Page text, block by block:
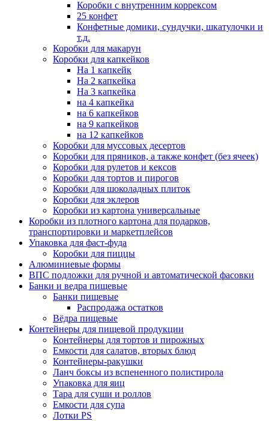
Коробки с внутренним коррексом
25 конфет
Конфетные домики, сундучки, шкатулочки и
т.д.
Коробки для макарун
Коробки для капкейков
На 1 капкейк
На 2 капкейка
На 3 капкейка
на 4 капкейка
на 6 капкейков
на 9 капкейков
на 12 капкейков
Коробки для муссовых десертов
Коробки для пряников, а также конфет (без ячеек)
Коробки для рулетов и кексов
Коробки для тортов и пирогов
Коробки для шоколадных плиток
Коробки для эклеров
Коробки из картона универсальные
Коробки из плотного картона для подарков,
транспортировки и маркетплейсов
Упаковка для фаст-фуда
Коробки для пиццы
Алюминиевые формы
ВПС подложки для ручной и автоматической фасовки
Банки и ведра пищевые
Банки пищевые
Распродажа остатков
Вёдра пищевые
Контейнеры для пищевой продукции
Контейнеры для тортов и пирожных
Емкости для салатов, вторых блюд
Контейнеры-ракушки
Ланч боксы из вспененного полистирола
Упаковка для яиц
Тара для суши и роллов
Емкости для супа
Лотки PS